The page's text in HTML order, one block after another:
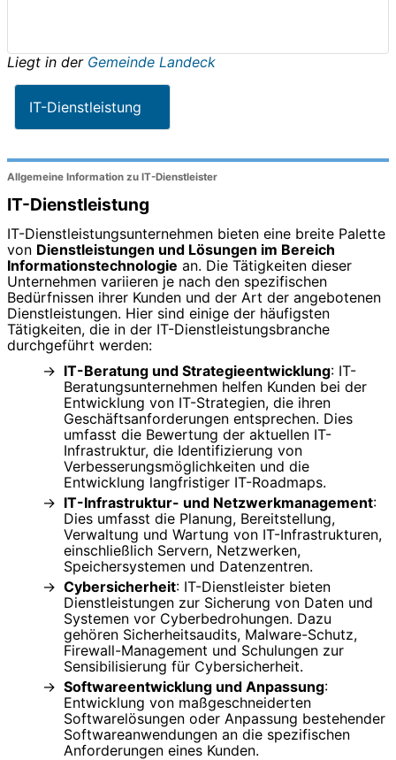
Liegt in der Gemeinde Landeck
IT-Dienstleistung
Allgemeine Information zu IT-Dienstleister
IT-Dienstleistung
IT-Dienstleistungsunternehmen bieten eine breite Palette
von Dienstleistungen und Lösungen im Bereich
Informationstechnologie an. Die Tätigkeiten dieser
Unternehmen variieren je nach den spezifischen
Bedürfnissen ihrer Kunden und der Art der angebotenen
Dienstleistungen. Hier sind einige der häufigsten
Tätigkeiten, die in der IT-Dienstleistungsbranche
durchgeführt werden:
IT-Beratung und Strategieentwicklung: IT-
Beratungsunternehmen helfen Kunden bei der
Entwicklung von IT-Strategien, die ihren
Geschäftsanforderungen entsprechen. Dies
umfasst die Bewertung der aktuellen IT-
Infrastruktur, die Identifizierung von
Verbesserungsmöglichkeiten und die
Entwicklung langfristiger IT-Roadmaps.
IT-Infrastruktur- und Netzwerkmanagement:
Dies umfasst die Planung, Bereitstellung,
Verwaltung und Wartung von IT-Infrastrukturen,
einschließlich Servern, Netzwerken,
Speichersystemen und Datenzentren.
Cybersicherheit: IT-Dienstleister bieten
Dienstleistungen zur Sicherung von Daten und
Systemen vor Cyberbedrohungen. Dazu
gehören Sicherheitsaudits, Malware-Schutz,
Firewall-Management und Schulungen zur
Sensibilisierung für Cybersicherheit.
Softwareentwicklung und Anpassung:
Entwicklung von maßgeschneiderten
Softwarelösungen oder Anpassung bestehender
Softwareanwendungen an die spezifischen
Anforderungen eines Kunden.